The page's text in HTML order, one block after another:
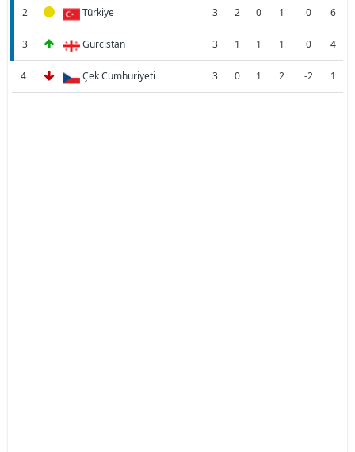
2 Türkiye 3 2 0 1 0 6
3 Gürcistan 3 1 1 1 0 4
4 Çek Cumhuriyeti 3 0 1 2 -2 1